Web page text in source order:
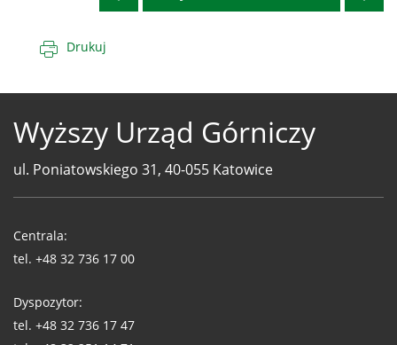
Drukuj
Wyższy Urząd Górniczy
ul. Poniatowskiego 31, 40-055 Katowice
WUG
Centrala:
tel. +48 32 736 17 00
Dyspozytor:
tel. +48 32 736 17 47